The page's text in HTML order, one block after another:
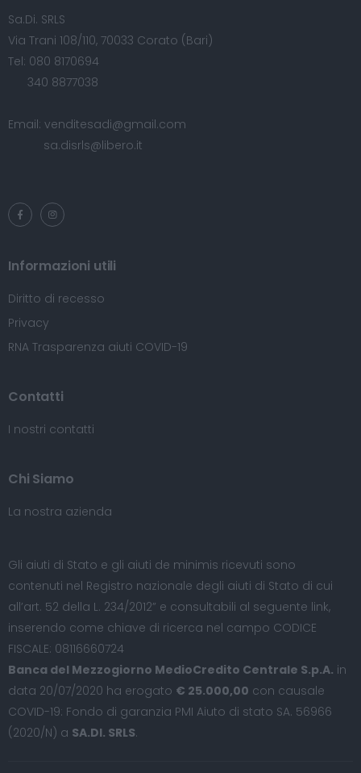
Sa.Di. SRLS
Via Trani 108/110, 70033 Corato (Bari)
Tel: 080 8170694
340 8877038
Email: venditesadi@gmail.com
sa.disrls@libero.it
Informazioni utili
Diritto di recesso
Privacy
RNA Trasparenza aiuti COVID-19
Contatti
I nostri contatti
Chi Siamo
La nostra azienda
Gli aiuti di Stato e gli aiuti de minimis ricevuti sono
contenuti nel Registro nazionale degli aiuti di Stato di cui
all’art. 52 della L. 234/2012” e consultabili al seguente link,
inserendo come chiave di ricerca nel campo CODICE
FISCALE: 08116660724
Banca del Mezzogiorno MedioCredito Centrale S.p.A. in
data 20/07/2020 ha erogato € 25.000,00 con causale
COVID-19: Fondo di garanzia PMI Aiuto di stato SA. 56966
(2020/N) a SA.DI. SRLS.